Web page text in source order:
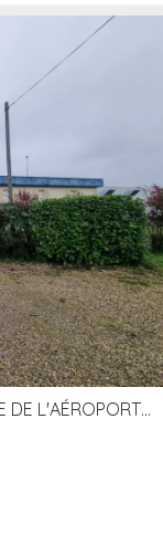
A LOUER BUREAUX DE 301M2 SUR LE SITE DE L'AÉROPORT AGEN LA GARENNE